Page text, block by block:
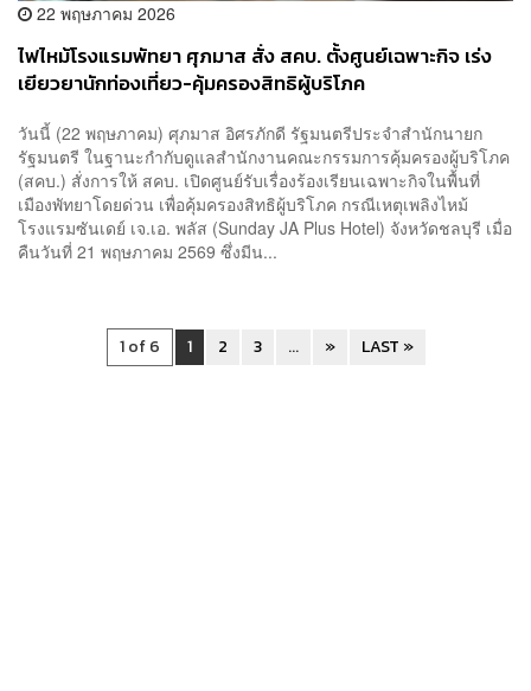
22 พฤษภาคม 2026
ไฟไหม้โรงแรมพัทยา ศุภมาส สั่ง สคบ. ตั้งศูนย์เฉพาะกิจ เร่ง
เยียวยานักท่องเที่ยว-คุ้มครองสิทธิผู้บริโภค
วันนี้ (22 พฤษภาคม) ศุภมาส อิศรภักดี รัฐมนตรีประจำสำนักนายก
รัฐมนตรี ในฐานะกำกับดูแลสำนักงานคณะกรรมการคุ้มครองผู้บริโภค
(สคบ.) สั่งการให้ สคบ. เปิดศูนย์รับเรื่องร้องเรียนเฉพาะกิจในพื้นที่
เมืองพัทยาโดยด่วน เพื่อคุ้มครองสิทธิผู้บริโภค กรณีเหตุเพลิงไหม้
โรงแรมซันเดย์ เจ.เอ. พลัส (Sunday JA Plus Hotel) จังหวัดชลบุรี เมื่อ
คืนวันที่ 21 พฤษภาคม 2569 ซึ่งมีน...
1 of 6 1 2 3 ... » LAST »